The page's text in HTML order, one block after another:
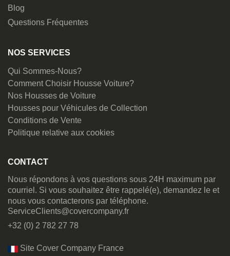
Blog
Questions Fréquentes
NOS SERVICES
Qui Sommes-Nous?
Comment Choisir Housse Voiture?
Nos Housses de Voiture
Housses pour Véhicules de Collection
Conditions de Vente
Politique relative aux cookies
CONTACT
Nous répondons à vos questions sous 24H maximum par
courriel. Si vous souhaitez être rappelé(e), demandez le et
nous vous contacterons par téléphone.
ServiceClients@covercompany.fr
+32 (0) 2 782 27 78
Site Cover Company France